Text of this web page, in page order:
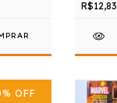
R$12,83
% OFF